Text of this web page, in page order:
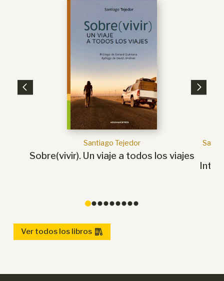
Santiago Tejedor
Sobre(vivir). Un viaje a todos los viajes
01 2 3 4 5 6 7 8
Ver todos los libros